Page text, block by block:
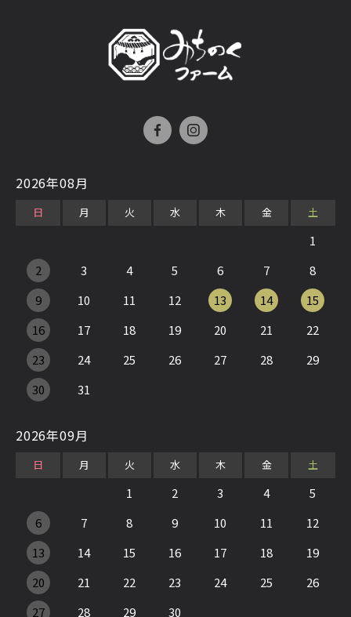
2026年08月
日 月 火 水 木 金 土
1
2
3 4 5 6 7
8
9
10 11 12 13 14
15
16
17 18 19 20 21
22
23
24 25 26 27 28
29
30
31
2026年09月
日 月 火 水 木 金 土
1 2 3 4
5
6
7 8 9 10 11
12
13
14 15 16 17 18
19
20
21 22 23 24 25
26
27
28 29 30